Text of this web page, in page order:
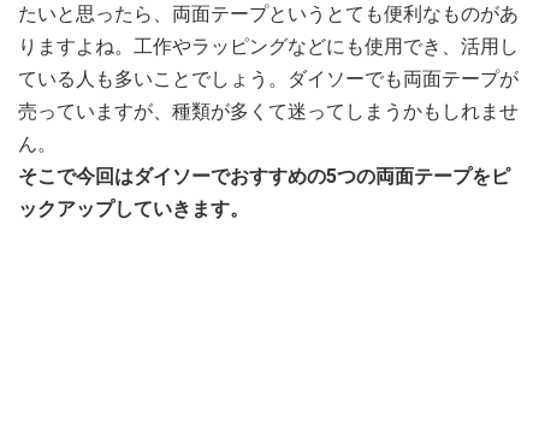
たいと思ったら、両面テープというとても便利なものがあ
りますよね。工作やラッピングなどにも使用でき、活用し
ている人も多いことでしょう。ダイソーでも両面テープが
売っていますが、種類が多くて迷ってしまうかもしれませ
ん。
そこで今回はダイソーでおすすめの5つの両面テープをピ
ックアップしていきます。